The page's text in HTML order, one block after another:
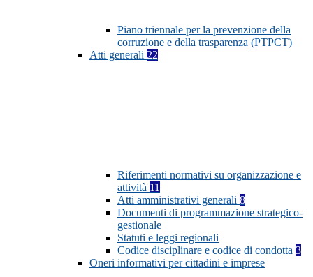
Piano triennale per la prevenzione della
corruzione e della trasparenza (PTPCT)
Atti generali 22
Riferimenti normativi su organizzazione e
attività 11
Atti amministrativi generali 8
Documenti di programmazione strategico-
gestionale
Statuti e leggi regionali
Codice disciplinare e codice di condotta 3
Oneri informativi per cittadini e imprese